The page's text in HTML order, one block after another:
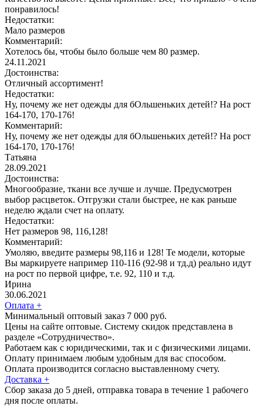
понравилось!
Недостатки:
Мало размеров
Комментарий:
Хотелось бы, чтобы было больше чем 80 размер.
24.11.2021
Достоинства:
Отличный ассортимент!
Недостатки:
Ну, почему же нет одежды для бОльшеньких детей!? На рост
164-170, 170-176!
Комментарий:
Ну, почему же нет одежды для бОльшеньких детей!? На рост
164-170, 170-176!
Татьяна
28.09.2021
Достоинства:
Многообразие, ткани все лучше и лучше. Предусмотрен
выбор расцветок. Отгрузки стали быстрее, не как раньше
неделю ждали счет на оплату.
Недостатки:
Нет размеров 98, 116,128!
Комментарий:
Умоляю, введите размеры 98,116 и 128! Те модели, которые
Вы маркируете например 110-116 (92-98 и тд.д) реально идут
на рост по первой цифре, т.е. 92, 110 и т.д.
Ирина
30.06.2021
Оплата +
Минимальный оптовый заказ 7 000 руб.
Цены на сайте оптовые. Систему скидок представлена в
разделе «Сотрудничество».
Работаем как с юридическими, так и с физическими лицами.
Оплату принимаем любым удобным для вас способом.
Оплата производится согласно выставленному счету.
Доставка +
Сбор заказа до 5 дней, отправка товара в течение 1 рабочего
дня после оплаты.